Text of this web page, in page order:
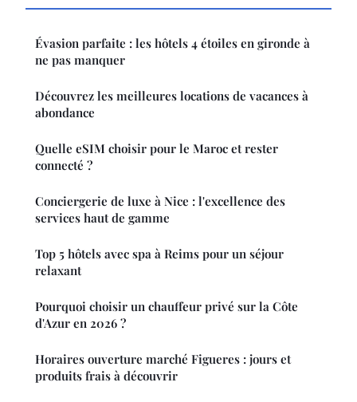
Évasion parfaite : les hôtels 4 étoiles en gironde à
ne pas manquer
Découvrez les meilleures locations de vacances à
abondance
Quelle eSIM choisir pour le Maroc et rester
connecté ?
Conciergerie de luxe à Nice : l'excellence des
services haut de gamme
Top 5 hôtels avec spa à Reims pour un séjour
relaxant
Pourquoi choisir un chauffeur privé sur la Côte
d'Azur en 2026 ?
Horaires ouverture marché Figueres : jours et
produits frais à découvrir